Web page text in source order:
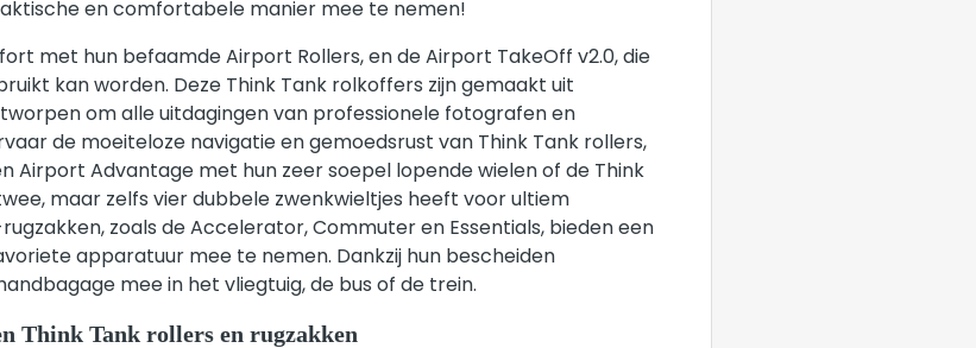
en comfortabele manier mee te nemen!
met hun befaamde Airport Rollers, en de Airport TakeOff v2.0, die
kan worden. Deze Think Tank rolkoffers zijn gemaakt uit
om alle uitdagingen van professionele fotografen en
de moeiteloze navigatie en gemoedsrust van Think Tank rollers,
Airport Advantage met hun zeer soepel lopende wielen of de Think
maar zelfs vier dubbele zwenkwieltjes heeft voor ultiem
zoals de Accelerator, Commuter en Essentials, bieden een
apparatuur mee te nemen. Dankzij hun bescheiden
mee in het vliegtuig, de bus of de trein.
Think Tank rollers en rugzakken